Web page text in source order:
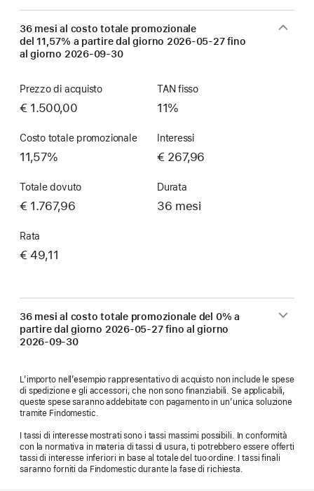
36 mesi al costo totale promozionale
del 11,57% a partire dal giorno 2026-05-27fino
al giorno 2026-09-30
Prezzo di acquisto
€ 1.500,00
TAN fisso
11%
Costo totale promozionale
11,57%
Interessi
€ 267,96
Totale dovuto
€ 1.767,96
Durata
36 mesi
Rata
€ 49,11
36 mesi al costo totale promozionale del 0% a
partire dal giorno 2026-05-27fino al giorno
2026-09-30
L’importo nell’esempio rappresentativo di acquisto non include le spese
di spedizione e gli accessori, che non sono finanziabili. Se applicabili,
queste spese saranno addebitate con pagamento in un’unica soluzione
tramite Findomestic.
I tassi di interesse mostrati sono i tassi massimi possibili. In conformità
con la normativa in materia di tassi di usura, ti potrebbero essere offerti
tassi di interesse inferiori in base al totale del tuo ordine. I tassi finali
saranno forniti da Findomestic durante la fase di richiesta.